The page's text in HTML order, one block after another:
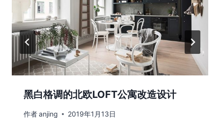
黑白格调的北欧LOFT公寓改造设计
作者anjing 2019年1月13日